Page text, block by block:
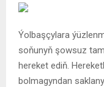
Ýolbaşçylara
soňunyň şowsuz
hereket ediň.
bolmagyndan